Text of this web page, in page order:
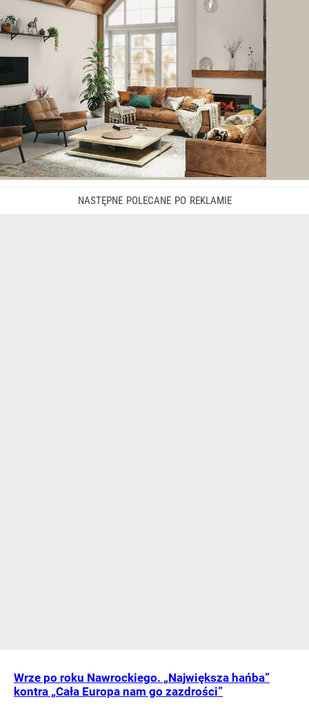
Wrze po roku Nawrockiego. „Największa hańba”
kontra „Cała Europa nam go zazdrości”